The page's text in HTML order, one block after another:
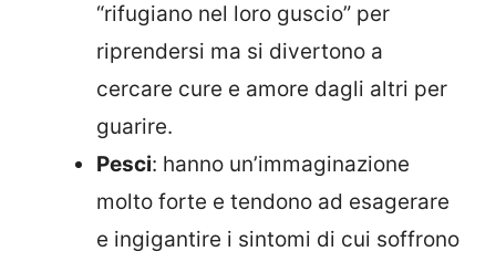
“rifugiano nel loro guscio” per
riprendersi ma si divertono a
cercare cure e amore dagli altri per
guarire.
Pesci: hanno un’immaginazione
molto forte e tendono ad esagerare
e ingigantire i sintomi di cui soffrono